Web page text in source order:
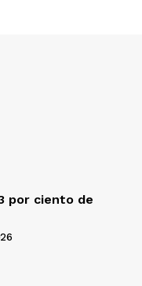
por ciento de